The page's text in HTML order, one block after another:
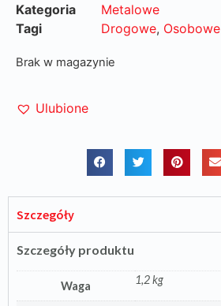
Kategoria
Metalowe
Tagi
Drogowe, Osobowe
Brak w magazynie
Ulubione
Szczegóły
Szczegóły produktu
Waga 1,2 kg